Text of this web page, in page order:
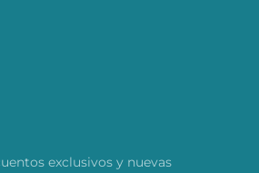
exclusivos y nuevas